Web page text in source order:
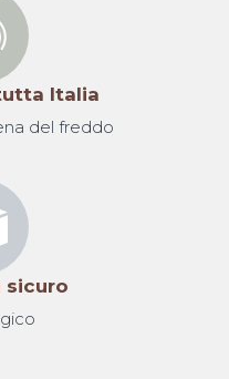
Italia
del freddo
sicuro